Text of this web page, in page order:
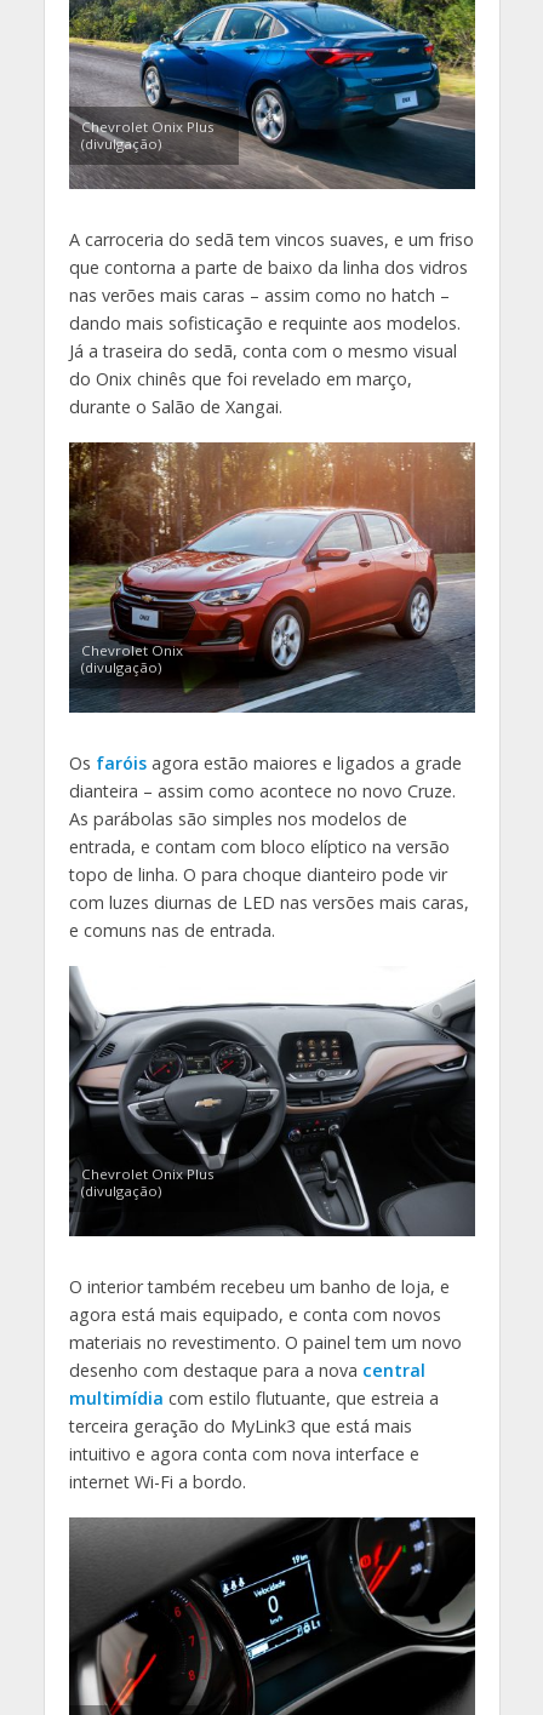
Chevrolet Onix Plus
(divulgação)
A carroceria do sedã tem vincos suaves, e um friso
que contorna a parte de baixo da linha dos vidros
nas verões mais caras – assim como no hatch –
dando mais sofisticação e requinte aos modelos.
Já a traseira do sedã, conta com o mesmo visual
do Onix chinês que foi revelado em março,
durante o Salão de Xangai.
Chevrolet Onix
(divulgação)
Os faróisagora estão maiores e ligados a grade
dianteira – assim como acontece no novo Cruze.
As parábolas são simples nos modelos de
entrada, e contam com bloco elíptico na versão
topo de linha. O para choque dianteiro pode vir
com luzes diurnas de LED nas versões mais caras,
e comuns nas de entrada.
Chevrolet Onix Plus
(divulgação)
O interior também recebeu um banho de loja, e
agora está mais equipado, e conta com novos
materiais no revestimento. O painel tem um novo
desenho com destaque para a nova central
multimídia com estilo flutuante, que estreia a
terceira geração do MyLink3 que está mais
intuitivo e agora conta com nova interface e
internet Wi-Fi a bordo.